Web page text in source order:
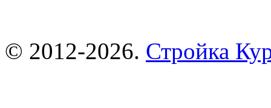
© 2012-2026. Стройка